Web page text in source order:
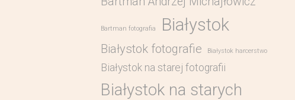
Bartman fotografia Białystok
Białystok fotografie Białystok harcerstwo
Białystok na starej fotografii
Białystok na starych